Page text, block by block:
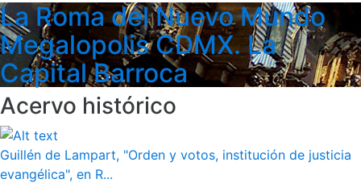
La Roma del Nuevo Mundo
Megalopolis CDMX. La
Capital Barroca
Acervo histórico
Guillén de Lampart, "Orden y votos, institución de justicia
evangélica", en R...